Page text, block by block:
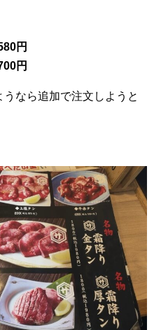
円
円
なら追加で注文しようと